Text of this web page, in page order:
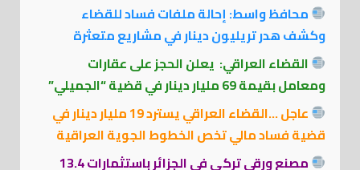
محافظ واسط: إحالة ملفات فساد للقضاء
وكشف هدر تريليون دينار في مشاريع متعثرة
القضاء العراقي: يعلن الحجز على عقارات
ومعامل بقيمة 69 مليار دينار في قضية “الجميلي”
عاجل …القضاء العراقي يسترد 19 مليار دينار في
قضية فساد مالي تخص الخطوط الجوية العراقية
مصنع ورقي تركي في الجزائر باستثمارات 13.4